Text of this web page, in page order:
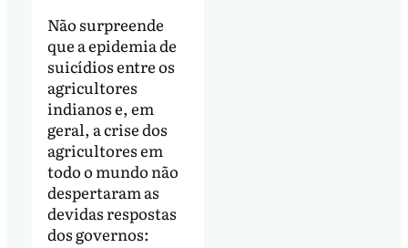
Não surpreende
que a epidemia de
suicídios entre os
agricultores
indianos e, em
geral, a crise dos
agricultores em
todo o mundo não
despertaram as
devidas respostas
dos governos: